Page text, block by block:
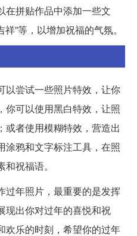
在拼贴作品中添加一些文
”等，以增加祝福的气氛。
以尝试一些照片特效，让你
你可以使用黑白特效，让照
或者使用模糊特效，营造出
涂鸦和文字标注工具，在照
祝福语。
过年照片，最重要的是发挥
现出你对过年的喜悦和祝
欢乐的时刻，希望你的过年